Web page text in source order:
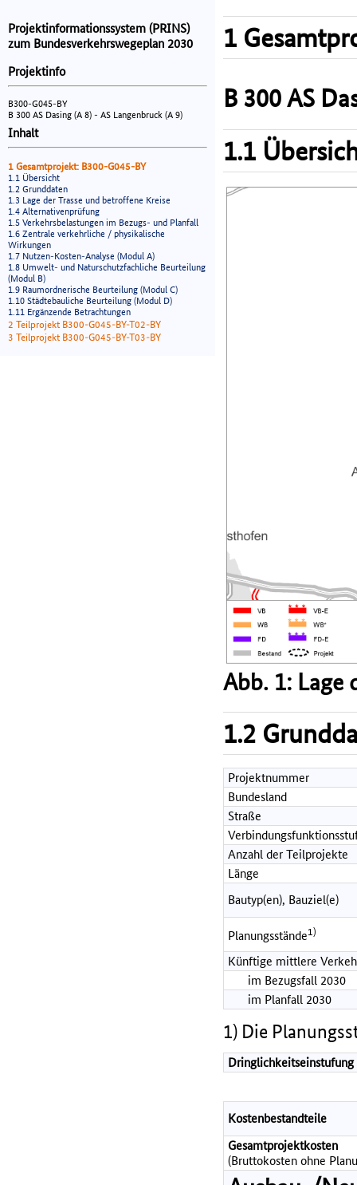
Projektinformationssystem (PRINS)
zum Bundesverkehrswegeplan 2030
Projektinfo
B300-G045-BY
B 300 AS Dasing (A 8) - AS Langenbruck (A 9)
Inhalt
1 Gesamtprojekt: B300-G045-BY
1.1 Übersicht
1.2 Grunddaten
1.3 Lage der Trasse und betroffene Kreise
1.4 Alternativenprüfung
1.5 Verkehrsbelastungen im Bezugs- und Planfall
1.6 Zentrale verkehrliche / physikalische
Wirkungen
1.7 Nutzen-Kosten-Analyse (Modul A)
1.8 Umwelt- und Naturschutzfachliche Beurteilung
(Modul B)
1.9 Raumordnerische Beurteilung (Modul C)
1.10 Städtebauliche Beurteilung (Modul D)
1.11 Ergänzende Betrachtungen
2 Teilprojekt B300-G045-BY-T02-BY
3 Teilprojekt B300-G045-BY-T03-BY
1
B 300 AS
1.1
Abb. 1: Lage
1.2
Projektnummer
Bundesland
Straße
Anzahl der Teilprojekte
Länge
Bautyp(en), Bauziel(e)
Planungsstände1)
Künftige mittlere
im Bezugsfall 2030
im Planfall 2030
1) Die
Dringlichkeitseinstufung
Kostenbestandteile
Gesamtprojektkosten
(Bruttokosten ohne